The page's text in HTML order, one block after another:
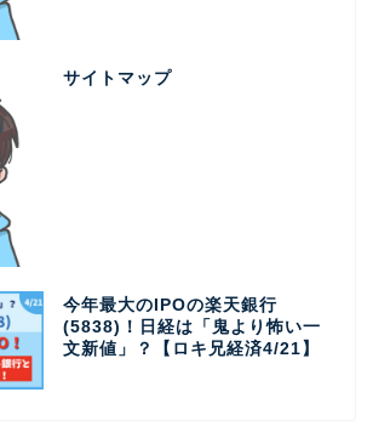
サイトマップ
今年最大のIPOの楽天銀行
(5838)！日経は「鬼より怖い一
文新値」？【ロキ兄経済4/21】